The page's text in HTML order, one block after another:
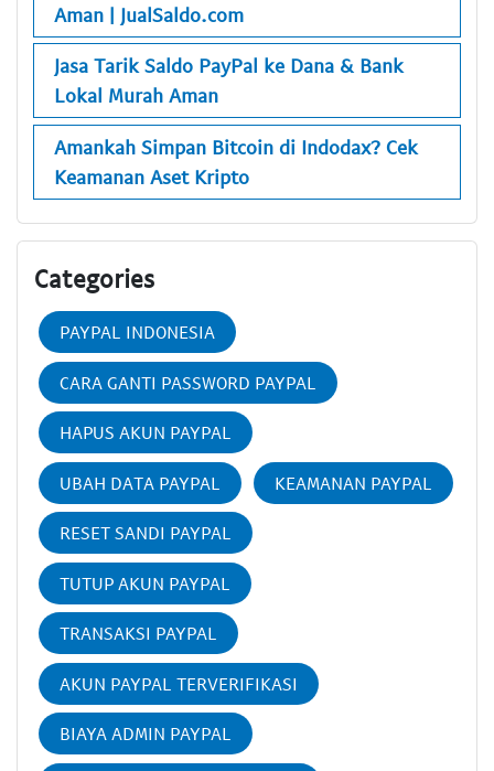
Aman | JualSaldo.com
Jasa Tarik Saldo PayPal ke Dana & Bank
Lokal Murah Aman
Amankah Simpan Bitcoin di Indodax? Cek
Keamanan Aset Kripto
Categories
PAYPAL INDONESIA
CARA GANTI PASSWORD PAYPAL
HAPUS AKUN PAYPAL
UBAH DATA PAYPAL KEAMANAN PAYPAL
RESET SANDI PAYPAL
TUTUP AKUN PAYPAL
TRANSAKSI PAYPAL
AKUN PAYPAL TERVERIFIKASI
BIAYA ADMIN PAYPAL